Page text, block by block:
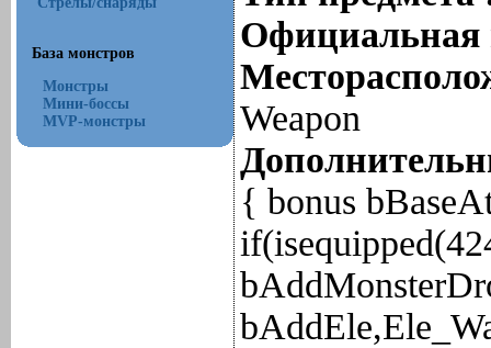
База монстров
Монстры
Мини-боссы
MVP-монстры
Weapon
{ bonus